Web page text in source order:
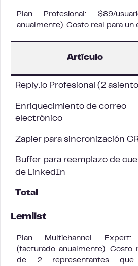
Plan Profesional: $89/
anualmente). Costo real para un
Artículo
Reply.io Profesional (2
Enriquecimiento de correo
electrónico
Zapier para sincronización
Buffer para reemplazo de
de LinkedIn
Total
Lemlist
Plan Multichannel Expert:
(facturado anualmente). Costo
de 2 representantes que